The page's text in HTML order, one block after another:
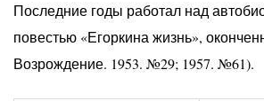
Последние годы работал над
повестью «Егоркина жизнь»,
Возрождение. 1953. №29; 1957. №61).